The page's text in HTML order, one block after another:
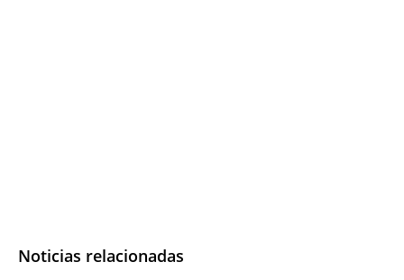
Noticias relacionadas